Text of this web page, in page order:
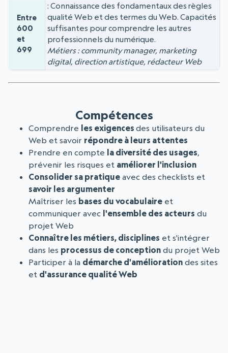
Entre
600
et
699
Connaissance des fondamentaux des règles
qualité Web et des termes du Web. Capacités
suffisantes pour comprendre les autres
professionnels du numérique.
Métiers : community manager, marketing
digital, direction artistique, rédacteur Web
Compétences
Comprendre les exigences des utilisateurs du
Web et savoir répondre à leurs attentes
Prendre en compte la diversité des usages,
prévenir les risques et améliorer l'inclusion
Consolider sa pratique avec des checklists et
savoir les argumenter
Maîtriser les bases du vocabulaire et
communiquer avec l'ensemble des acteurs du
projet Web
Connaître les métiers, disciplines et s'intégrer
dans les processus de conception du projet Web
Participer à la démarche d'amélioration des sites
et d'assurance qualité Web